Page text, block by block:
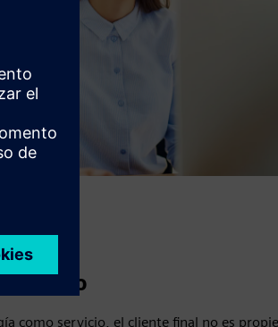
servicio
como servicio, el cliente final no es